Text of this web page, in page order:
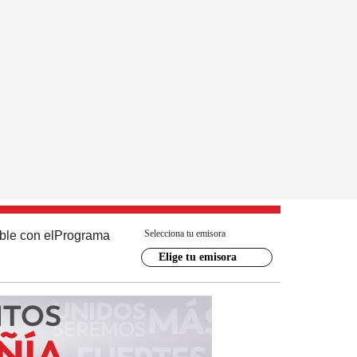
con el Programa Selecciona tu emisora
Elige tu emisora